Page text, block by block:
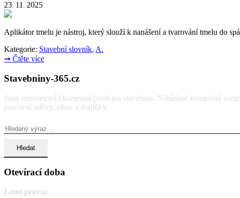
23. 11 . 2025
Aplikátor tmelu je nástroj, který slouží k nanášení a tvarování tmelu do
Kategorie: Stavební slovník, A.
➞ Čtěte více
Stavebniny-365.cz
Jsme internetová i kamenná prodejna stavebnin. Nabízíme kompletní
pracovní oděvy, obuv a doplňky.
Otevírací doba
Letní provoz